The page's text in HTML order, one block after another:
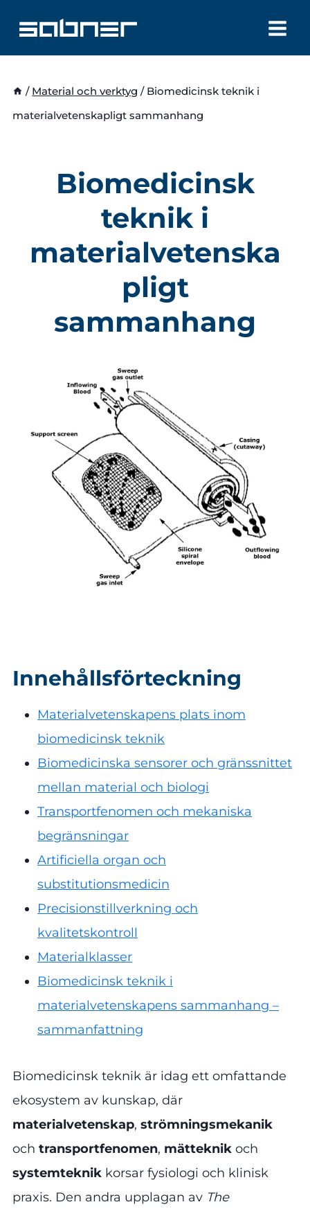
content
/ Material och verktyg / Biomedicinsk teknik i
materialvetenskapligt sammanhang
Biomedicinsk
teknik i
materialvetenska
pligt
sammanhang
Innehållsförteckning
Materialvetenskapens plats inom
biomedicinsk teknik
Biomedicinska sensorer och gränssnittet
mellan material och biologi
Transportfenomen och mekaniska
begränsningar
Artificiella organ och
substitutionsmedicin
Precisionstillverkning och
kvalitetskontroll
Materialklasser
Biomedicinsk teknik i
materialvetenskapens sammanhang –
sammanfattning
Biomedicinsk teknik är idag ett omfattande
ekosystem av kunskap, där
materialvetenskap, strömningsmekanik
och transportfenomen, mätteknik och
systemteknik korsar fysiologi och klinisk
praxis. Den andra upplagan av The